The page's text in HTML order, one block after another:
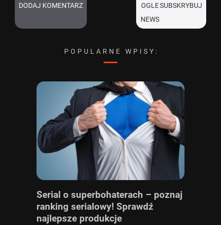
DODAJ KOMENTARZ SUBSKRYBUJ
POPULARNE WPISY:
Serial o superbohaterach – poznaj
ranking serialowy! Sprawdź
najlepsze produkcje